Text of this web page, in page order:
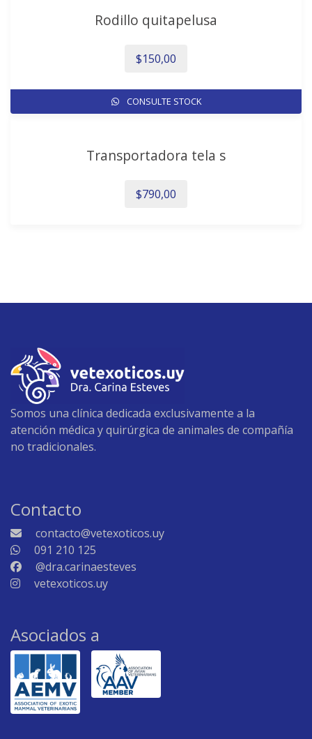
elegir
la
de
producto
Rodillo quitapelusa
$150,00
CONSULTE STOCK
Transportadora tela s
$790,00
Somos una clínica dedicada exclusivamente a la
atención médica y quirúrgica de animales de compañía
no tradicionales.
Contacto
contacto@vetexoticos.uy
091 210 125
@dra.carinaesteves
vetexoticos.uy
Asociados a